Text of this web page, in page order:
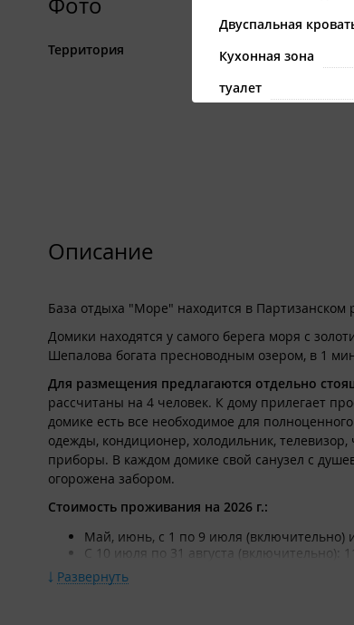
Территория
Описание
База отдыха "Море" находится в Партизанском
Домики находятся у самого берега моря с
Шепалова богата пресноводным озером, в 1
Для размещения предлагаются отдельно
рассчитаны на 4 человек. К дому прилегает
домике есть все необходимое для
одежды, кондиционер, холодильник,
приборы. В каждом домике свой санузел с
огорожена забором.
Стоимость проживания на 2026 г.:
Май, июнь, с 1 по 9 июля (включительно)
С 10 июля по 31 августа (включительно):
На территории:
Развернуть
Двуспальная
Кухонная зона
туалет
Туалет, душ,